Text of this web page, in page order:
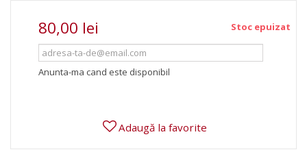
80,00 lei Stoc epuizat
Anunta-ma cand este disponibil
Adaugă la favorite